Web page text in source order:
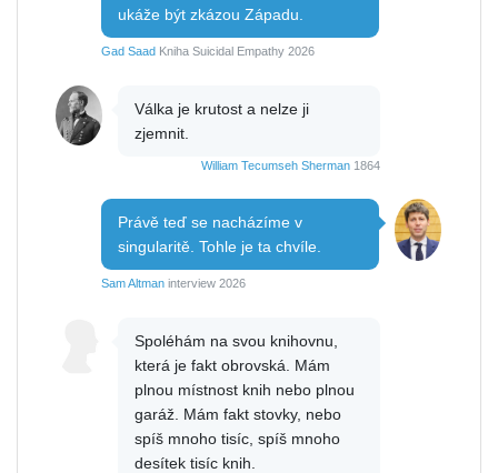
ukáže být zkázou Západu.
Gad Saad Kniha Suicidal Empathy 2026
Válka je krutost a nelze ji
zjemnit.
William Tecumseh Sherman 1864
Právě teď se nacházíme v
singularitě. Tohle je ta chvíle.
Sam Altman interview 2026
Spoléhám na svou knihovnu,
která je fakt obrovská. Mám
plnou místnost knih nebo plnou
garáž. Mám fakt stovky, nebo
spíš mnoho tisíc, spíš mnoho
desítek tisíc knih.